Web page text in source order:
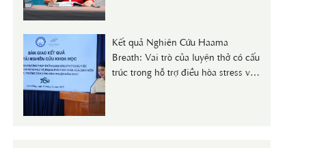
Kết quả Nghiên Cứu Haama
Breath: Vai trò của luyện thở có cấu
trúc trong hỗ trợ điều hòa stress và